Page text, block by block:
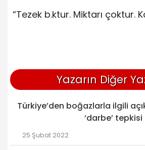
“Tezek b.ktur. Miktarı çoktur.
Yazarın Diğer
Türkiye’den boğazlarla ilgili
‘darbe’ tepkisi
25 Şubat 2022